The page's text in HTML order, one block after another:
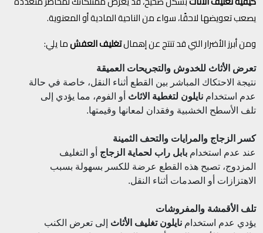
يصعب تعويضها لاحقًا، سواء من الناحية المادية أو المعنوية.
ومن أبرز الأضرار التي قد تنتج عن إهمالتغليف العفشما يلي:
تعرض الأثاث للخدوش والتجريحات العميقة
نتيجة الاحتكاك المباشر بين القطع أثناء النقل، خاصة في حالة
عدم استخدام نايلون لتغطية الاثاث أو الفوم، مما يؤدي إلى
تلف الأسطح الخشبية وفقدان لمعانها وقيمتها.
كسر الزجاج والمرايات والتحف الثمينة
عند عدم استخدام بابل راب لحماية الزجاج أو التغليف
المزدوج، تصبح هذه القطع عرضة للكسر بسهولة بسبب
الاهتزازات أو الصدمات أثناء النقل.
تلف الأقمشة والمفروشات
يؤدي عدم استخدام نايلون تغليف الأثاث إلى تعرض الكنب